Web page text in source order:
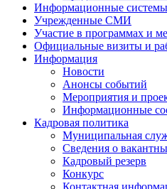
Информационные системы
Учрежденные СМИ
Участие в программах и
Официальные визиты и
Информация
Новости
Анонсы событий
Мероприятия и
Информационные
Кадровая политика
Муниципальная
Сведения о
Кадровый резерв
Конкурс
Контактная